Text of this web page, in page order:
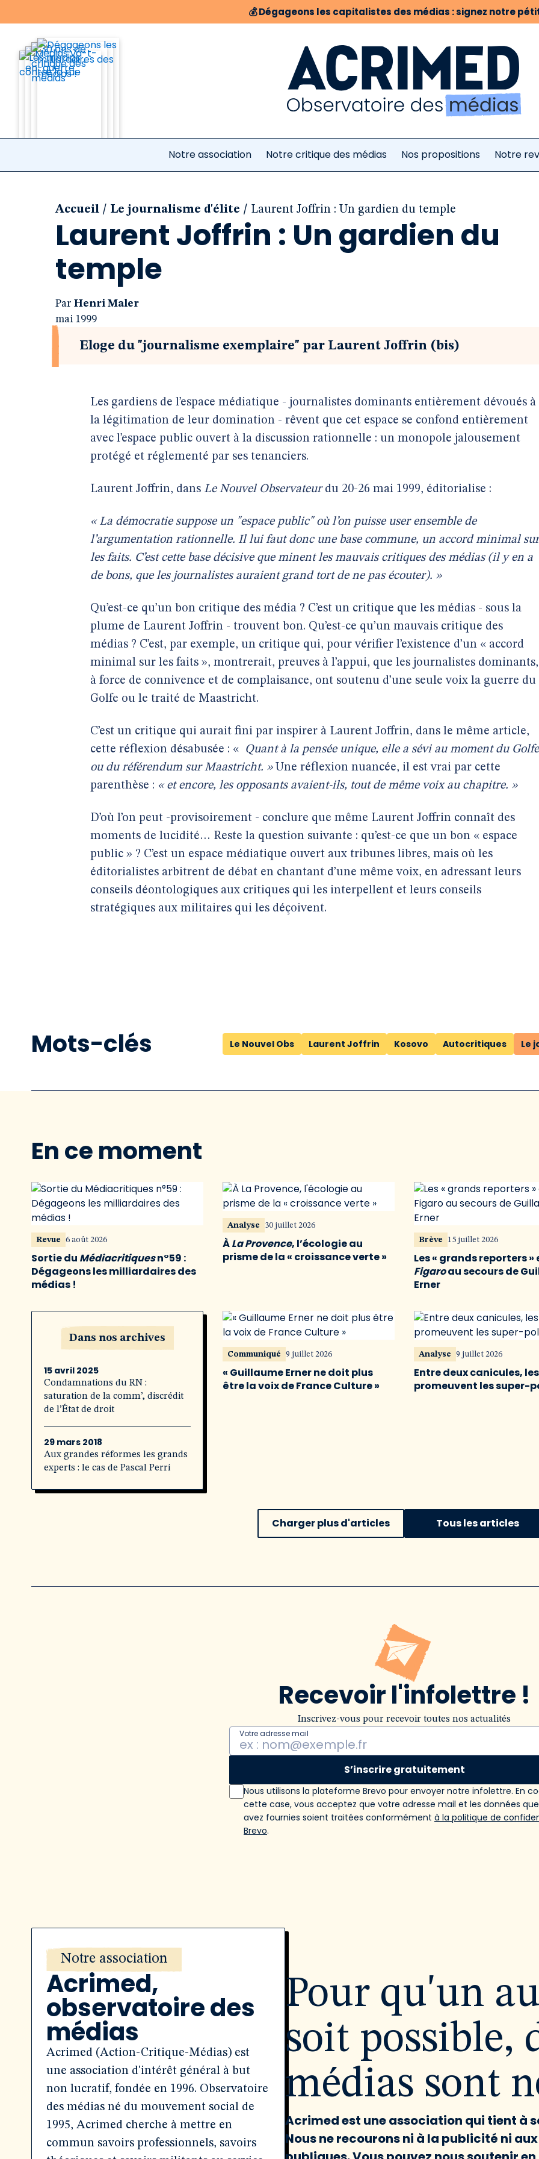
💰Dégageons les capitalistes des médias : signez notre
Notre association Notre critique des médias Nos propositions Notre
Accueil / Le journalisme d'élite / Laurent Joffrin : Un gardien du temple
Laurent Joffrin : Un gardien du
temple
Par Henri Maler
mai 1999
Eloge du "journalisme exemplaire" par Laurent Joffrin (bis)
Les gardiens de l’espace médiatique - journalistes dominants entièrement dévoués à
la légitimation de leur domination - rêvent que cet espace se confond entièrement
avec l’espace public ouvert à la discussion rationnelle : un monopole jalousement
protégé et réglementé par ses tenanciers.
Laurent Joffrin, dans Le Nouvel Observateurdu 20-26 mai 1999, éditorialise :
« La démocratie suppose un "espace public" où l’on puisse user ensemble de
l’argumentation rationnelle. Il lui faut donc une base commune, un accord minimal sur
les faits. C’est cette base décisive que minent les mauvais critiques des médias (il y en a
de bons, que les journalistes auraient grand tort de ne pas écouter). »
Qu’est-ce qu’un bon critique des média ? C’est un critique que les médias - sous la
plume de Laurent Joffrin - trouvent bon. Qu’est-ce qu’un mauvais critique des
médias ? C’est, par exemple, un critique qui, pour vérifier l’existence d’un « accord
minimal sur les faits », montrerait, preuves à l’appui, que les journalistes dominants,
à force de connivence et de complaisance, ont soutenu d’une seule voix la guerre du
Golfe ou le traité de Maastricht.
C’est un critique qui aurait fini par inspirer à Laurent Joffrin, dans le même article,
cette réflexion désabusée : « Quant à la pensée unique, elle a sévi au moment du Golfe
ou du référendum sur Maastricht. »Une réflexion nuancée, il est vrai par cette
parenthèse : « et encore, les opposants avaient-ils, tout de même voix au chapitre. »
D’où l’on peut -provisoirement - conclure que même Laurent Joffrin connaît des
moments de lucidité… Reste la question suivante : qu’est-ce que un bon « espace
public » ? C’est un espace médiatique ouvert aux tribunes libres, mais où les
éditorialistes arbitrent de débat en chantant d’une même voix, en adressant leurs
conseils déontologiques aux critiques qui les interpellent et leurs conseils
stratégiques aux militaires qui les déçoivent.
Mots-clés Le Nouvel Obs Laurent Joffrin Kosovo Autocritiques Le
En ce moment
Revue 6 août 2026
Sortie du Médiacritiquesn°59 :
Dégageons les milliardaires des
médias !
Analyse 30 juillet 2026
ÀLa Provence, l’écologie au
prisme de la « croissance verte »
Brève 15 juillet 2026
Les « grands reporters »
Figaroau secours de
Erner
Dans nos archives
15 avril 2025
Condamnations du RN :
saturation de la comm’, discrédit
de l’État de droit
29 mars 2018
Aux grandes réformes les grands
experts : le cas de Pascal Perri
Communiqué 9 juillet 2026
« Guillaume Erner ne doit plus
être la voix de France Culture »
Analyse 9 juillet 2026
Entre deux canicules,
promeuvent les super-
Charger plus d'articles Tous les articles
Recevoir l'infolettre !
Inscrivez-vous pour recevoir toutes nos actualités
Votre adresse mail
S’inscrire gratuitement
Nous utilisons la plateforme Brevo pour envoyer notre infolettre. En
cette case, vous acceptez que votre adresse mail et les données
avez fournies soient traitées conformément à la politique de
Brevo.
Notre association
Acrimed,
observatoire des
médias
Acrimed (Action-Critique-Médias) est
une association d'intérêt général à but
non lucratif, fondée en 1996. Observatoire
des médias né du mouvement social de
1995, Acrimed cherche à mettre en
commun savoirs professionnels, savoirs
Pour qu'un
soit possible,
médias sont
Acrimed est une association qui tient à
Nous ne recourons ni à la publicité ni